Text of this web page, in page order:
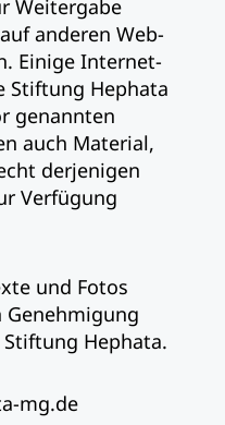
Weitergabe
anderen Web-
Einige Internet-
Stiftung Hephata
genannten
auch Material,
derjenigen
Verfügung
und Fotos
Hephata.
mg.de